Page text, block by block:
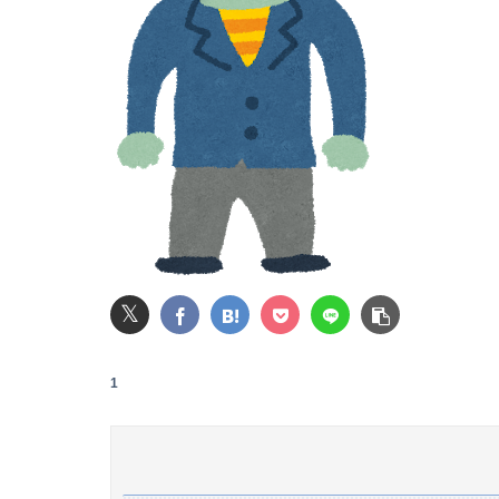
ワイのせいで辞めたやつが3人もいたらしい
【画像】村重杏奈さん(28)のお◯ぱいがコチラ
【悲報】菊地亜美さん、マレーシアに移住ｗ
冷凍庫パンパン問題がずっと付きまとってい
【愕然】ぼく期間工、トータル9年目に突入し
【悲報】大学生の頃に出会った小学生と結婚
【悲報】Amazon、デザイン改悪か
【動画】JKさん、パ◯ツ丸見えの状態で
𝕏
1